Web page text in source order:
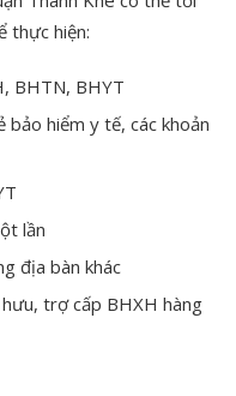
thực hiện:
BHTN, BHYT
bảo hiểm y tế, các khoản
lần
địa bàn khác
trợ cấp BHXH hàng